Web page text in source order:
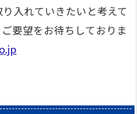
入れていきたいと考えて
要望をお待ちしておりま